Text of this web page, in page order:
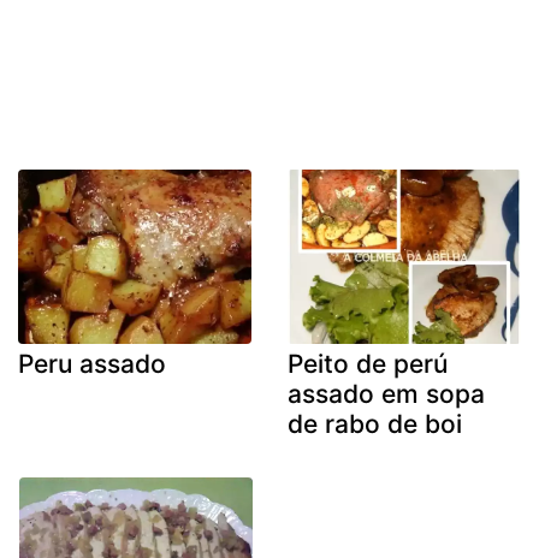
Peru assado
Peito de perú
assado em sopa
de rabo de boi